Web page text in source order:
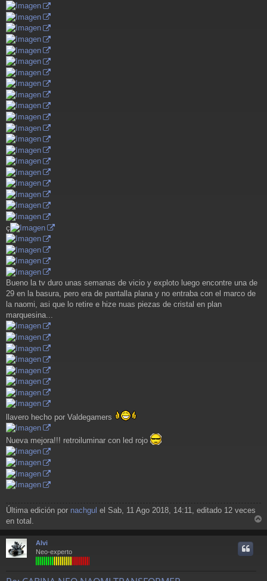
ç
Bueno la tv duro unas semanas de vicio y exploto luego encontre una de
29 en la basura, pero era de pantalla plana y no entraba con el marco de
la naomi, asi que lo retire e hize nuas piezas de cristal en plan
marquesina...
llavero hecho por Valdegamers
Nueva mejora!!! retroiluminar con led rojo
Última edición por nachgul el Sab, 11 Ago 2018, 14:11, editado 12 veces
en total.
r
Alvi
Neo-experto